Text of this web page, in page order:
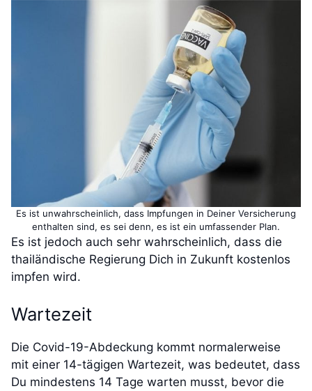
Es ist unwahrscheinlich, dass Impfungen in Deiner Versicherung
enthalten sind, es sei denn, es ist ein umfassender Plan.
Es ist jedoch auch sehr wahrscheinlich, dass die
thailändische Regierung Dich in Zukunft kostenlos
impfen wird.
Wartezeit
Die Covid-19-Abdeckung kommt normalerweise
mit einer 14-tägigen Wartezeit, was bedeutet, dass
Du mindestens 14 Tage warten musst, bevor die